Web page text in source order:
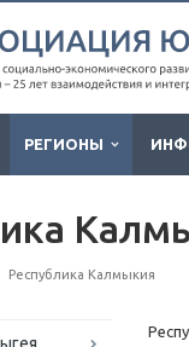
РЕГИОНЫ
Республика Калмыкия